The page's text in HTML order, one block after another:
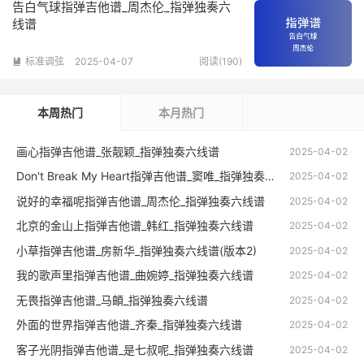
告白气球指弹吉他谱_周杰伦_指弹独奏六
线谱
 标准调弦 2025-04-07 阅读(190)
本周热门 本月热门
2025-04-02
画心指弹吉他谱_张靓颖_指弹独奏六线谱
2025-04-02
Don't Break My Heart指弹吉他谱_窦唯_指弹独奏六线谱
2025-04-02
说好的幸福呢指弹吉他谱_周杰伦_指弹独奏六线谱
2025-04-02
北京的金山上指弹吉他谱_韩红_指弹独奏六线谱
2025-04-02
小草指弹吉他谱_房新华_指弹独奏六线谱(版本2)
2025-04-02
我的歌声里指弹吉他谱_曲婉婷_指弹独奏六线谱
2025-04-02
无畏指弹吉他谱_马頔_指弹独奏六线谱
2025-04-02
外面的世界指弹吉他谱_齐秦_指弹独奏六线谱
2025-04-02
客子光阴指弹吉他谱_是七叔呢_指弹独奏六线谱